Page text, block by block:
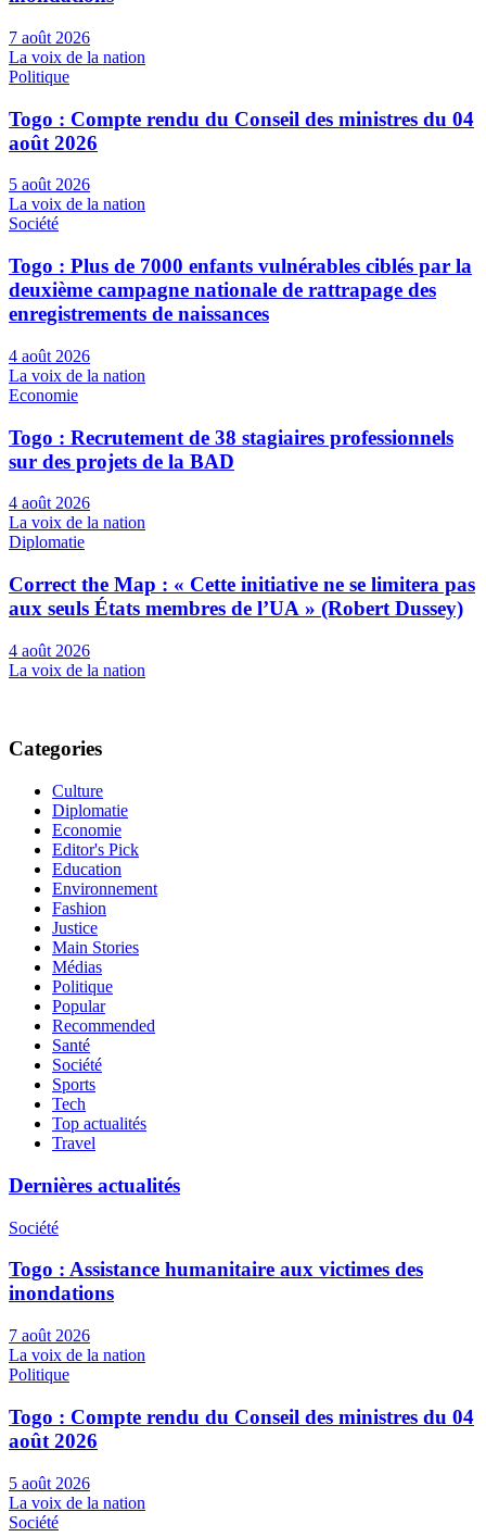
7 août 2026
La voix de la nation
Politique
Togo : Compte rendu du Conseil des ministres du 04
août 2026
5 août 2026
La voix de la nation
Société
Togo : Plus de 7000 enfants vulnérables ciblés par la
deuxième campagne nationale de rattrapage des
enregistrements de naissances
4 août 2026
La voix de la nation
Economie
Togo : Recrutement de 38 stagiaires professionnels
sur des projets de la BAD
4 août 2026
La voix de la nation
Diplomatie
Correct the Map : « Cette initiative ne se limitera pas
aux seuls États membres de l’UA » (Robert Dussey)
4 août 2026
La voix de la nation
Categories
Culture
Diplomatie
Economie
Editor's Pick
Education
Environnement
Fashion
Justice
Main Stories
Médias
Politique
Popular
Recommended
Santé
Société
Sports
Tech
Top actualités
Travel
Dernières actualités
Société
Togo : Assistance humanitaire aux victimes des
inondations
7 août 2026
La voix de la nation
Politique
Togo : Compte rendu du Conseil des ministres du 04
août 2026
5 août 2026
La voix de la nation
Société